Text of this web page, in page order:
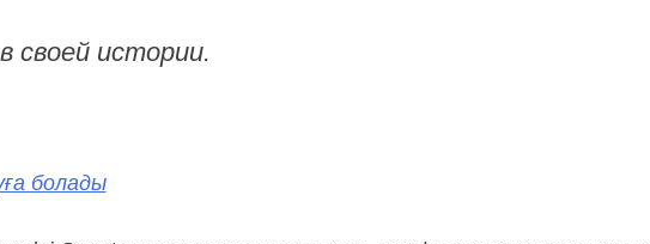
своей истории.
болады